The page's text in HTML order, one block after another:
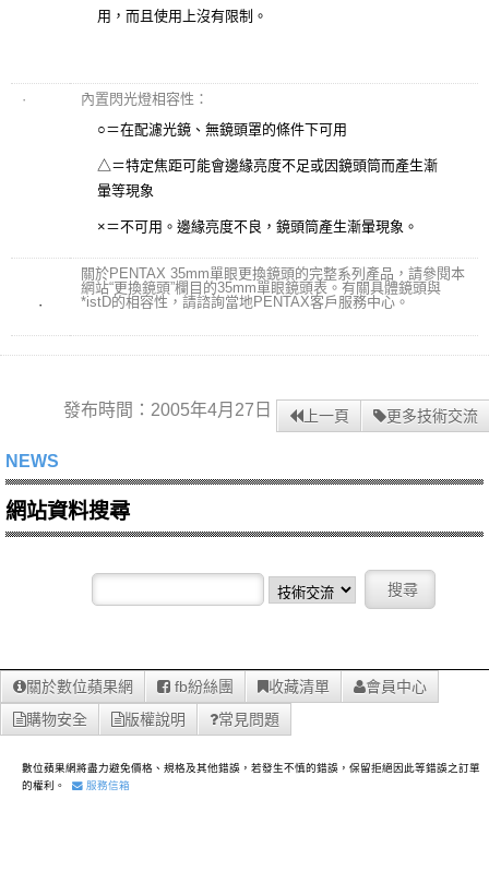
用，而且使用上沒有限制。
·
內置閃光燈相容性：
○＝在配濾光鏡、無鏡頭罩的條件下可用
△＝特定焦距可能會邊緣亮度不足或因鏡頭筒而產生漸
暈等現象
×＝不可用。邊緣亮度不良，鏡頭筒產生漸暈現象。
·
關於PENTAX 35mm單眼更換鏡頭的完整系列產品，請參閱本
網站“更換鏡頭”欄目的35mm單眼鏡頭表。有關具體鏡頭與
*istD的相容性，請諮詢當地PENTAX客戶服務中心。
發布時間：2005年4月27日 上一頁 更多技術交流
NEWS
網站資料搜尋
關於數位蘋果網 fb紛絲團 收藏清單
會員中心
購物安全
版權說明 常見問題
數位蘋果網將盡力避免價格、規格及其他錯誤，若發生不慎的錯誤，保留拒絕因此等錯誤之訂單
的權利。
服務信箱